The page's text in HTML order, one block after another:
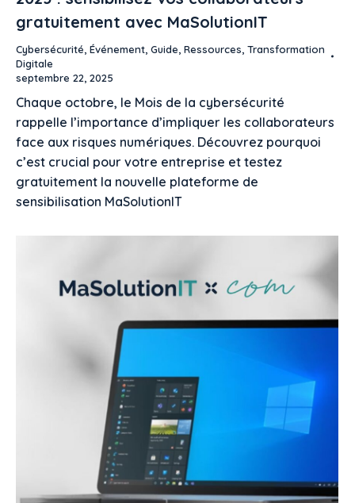
gratuitement avec MaSolutionIT
Cybersécurité, Événement, Guide, Ressources, Transformation
Digitale
septembre 22, 2025
Chaque octobre, le Mois de la cybersécurité
rappelle l’importance d’impliquer les collaborateurs
face aux risques numériques. Découvrez pourquoi
c’est crucial pour votre entreprise et testez
gratuitement la nouvelle plateforme de
sensibilisation MaSolutionIT